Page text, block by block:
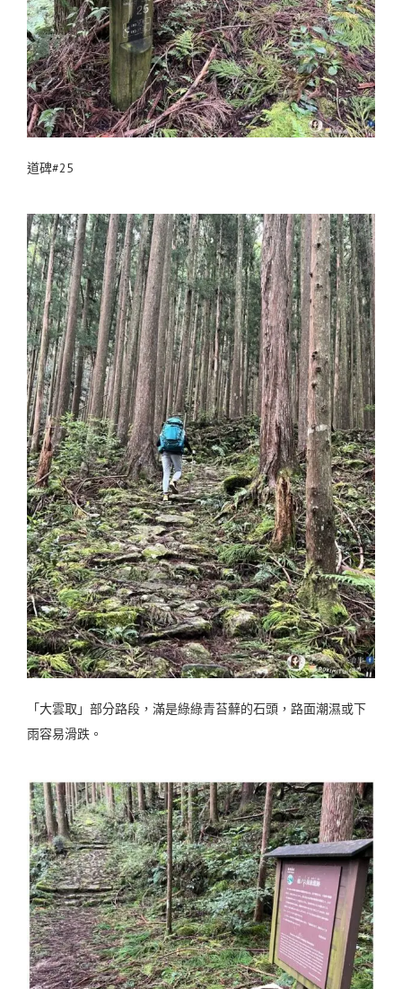
道碑#25
「大雲取」部分路段，滿是綠綠青苔蘚的石頭，路面潮濕或下
雨容易滑跌。